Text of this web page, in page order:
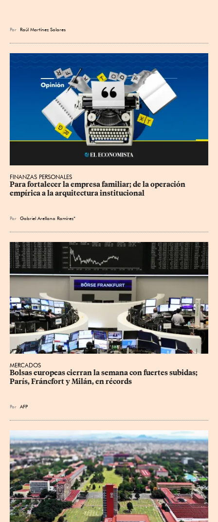
Por Raúl Martínez Solares
FINANZAS PERSONALES
Para fortalecer la empresa familiar; de la operación
empírica a la arquitectura institucional
Por Gabriel Arellano Ramírez*
MERCADOS
Bolsas europeas cierran la semana con fuertes subidas;
París, Fráncfort y Milán, en récords
Por AFP